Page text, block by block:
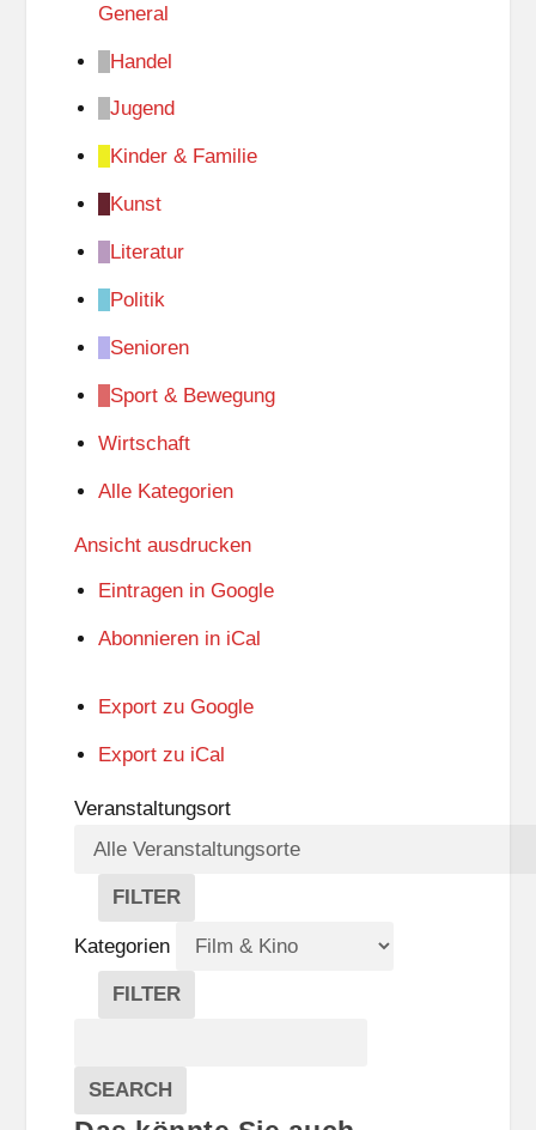
General
Handel
Jugend
Kinder & Familie
Kunst
Literatur
Politik
Senioren
Sport & Bewegung
Wirtschaft
Alle Kategorien
Ansicht ausdrucken
Eintragen in Google
Abonnieren in iCal
Export zu Google
Export zu iCal
Veranstaltungsort
FILTER
V
E
R
A
A
L
Kategorien
FILTER
E
G
Veranstaltungen
SEARCH